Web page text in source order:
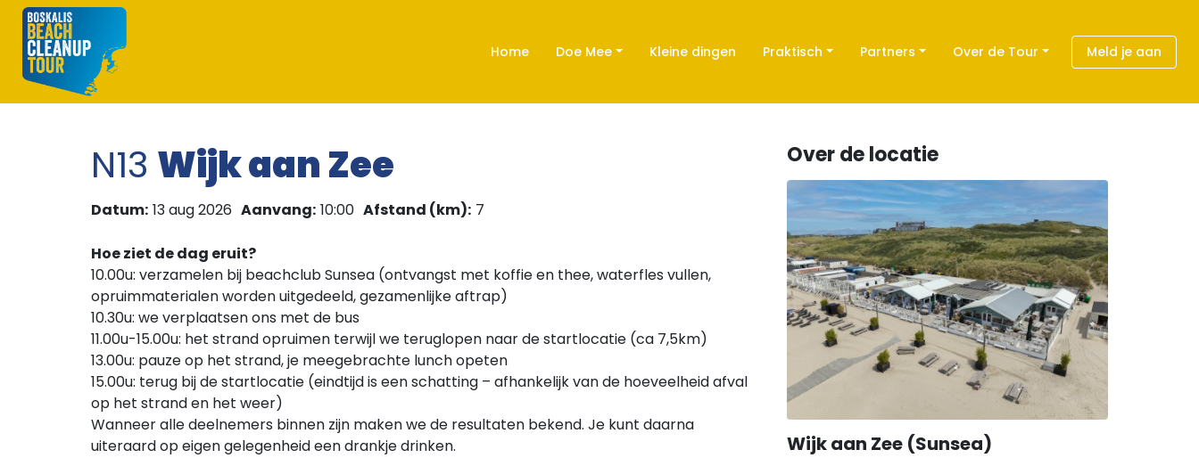
Home Doe Mee Kleine dingen Praktisch Partners Over de Tour Meld je aan
N13 Wijk aan Zee
Datum: 13 aug 2026 Aanvang: 10:00 Afstand (km): 7
Hoe ziet de dag eruit?
10.00u: verzamelen bij beachclub Sunsea (ontvangst met koffie en thee, waterfles vullen,
opruimmaterialen worden uitgedeeld, gezamenlijke aftrap)
10.30u: we verplaatsen ons met de bus
11.00u-15.00u: het strand opruimen terwijl we teruglopen naar de startlocatie (ca 7,5km)
13.00u: pauze op het strand, je meegebrachte lunch opeten
15.00u: terug bij de startlocatie (eindtijd is een schatting – afhankelijk van de hoeveelheid afval
op het strand en het weer)
Wanneer alle deelnemers binnen zijn maken we de resultaten bekend. Je kunt daarna
uiteraard op eigen gelegenheid een drankje drinken.
Over de locatie
Wijk aan Zee (Sunsea)